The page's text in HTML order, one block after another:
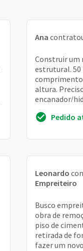
Ana
Construir um
estrutural. 50
comprimento
altura.
encanador/
Pedido
Leonardo
Empreiteiro
Busco
obra de
piso de
retirada de
fazer um